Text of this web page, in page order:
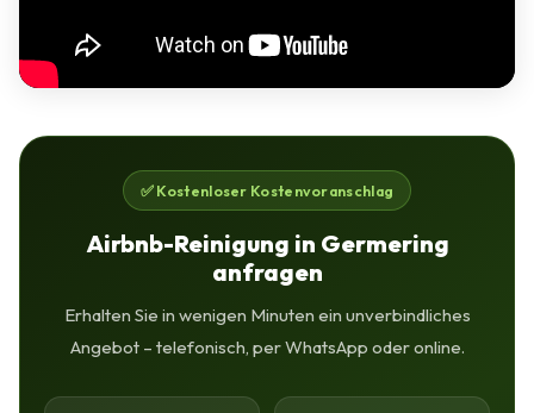
✅ Kostenloser Kostenvoranschlag
Airbnb-Reinigung in Germering
anfragen
Erhalten Sie in wenigen Minuten ein unverbindliches
Angebot – telefonisch, per WhatsApp oder online.